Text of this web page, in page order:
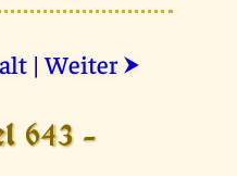
|Weiter ⮞
643 -